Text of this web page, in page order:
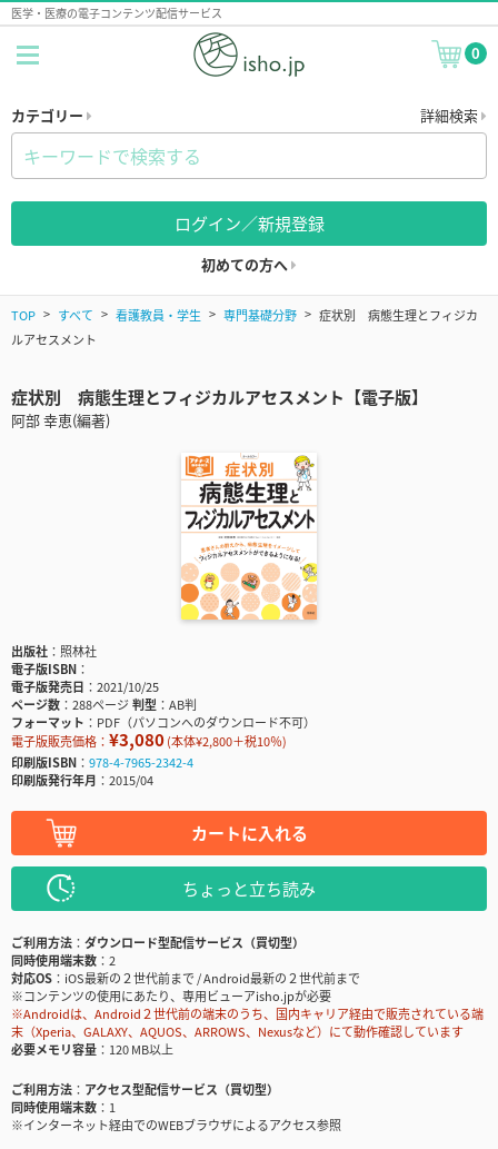
医学・医療の電子コンテンツ配信サービス
0
カテゴリー 詳細検索
ログイン／新規登録
初めての方へ
TOP すべて 看護教員・学生 専門基礎分野
症状別 病態生理とフィジカ
ルアセスメント
症状別 病態生理とフィジカルアセスメント【電子版】
阿部 幸恵(編著)
出版社
照林社
電子版ISBN
電子版発売日
2021/10/25
ページ数
288ページ判型
AB判
フォーマット
PDF（パソコンへのダウンロード不可）
電子版販売価格： ¥3,080(本体¥2,800＋税10％)
印刷版ISBN
978-4-7965-2342-4
印刷版発行年月
2015/04
カートに入れる
ちょっと立ち読み
ご利用方法
ダウンロード型配信サービス（買切型）
同時使用端末数
2
対応OS
iOS最新の２世代前まで / Android最新の２世代前まで
※コンテンツの使用にあたり、専用ビューアisho.jpが必要
※Androidは、Android２世代前の端末のうち、国内キャリア経由で販売されている端
末（Xperia、GALAXY、AQUOS、ARROWS、Nexusなど）にて動作確認しています
必要メモリ容量
120 MB以上
ご利用方法
アクセス型配信サービス（買切型）
同時使用端末数
1
※インターネット経由でのWEBブラウザによるアクセス参照